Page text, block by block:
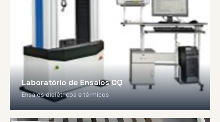
Laboratório de Ensaios CQ
Ensaios dielétricos e térmicos